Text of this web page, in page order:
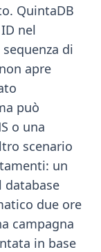
QuintaDB
nel
di
apre
può
o una
scenario
un
database
due ore
campagna
in base